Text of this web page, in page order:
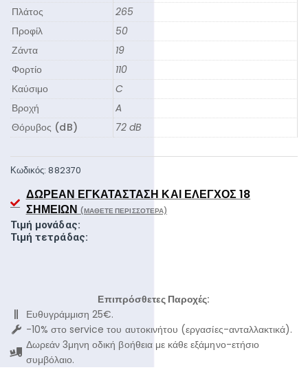
Πλάτος
265
Προφίλ
50
Ζάντα
19
Φορτίο
110
Καύσιμο
C
Βροχή
A
Θόρυβος (dB)
72 dB
Κωδικός:882370
ΔΩΡΕΆΝ ΕΓΚΑΤΆΣΤΑΣΗ ΚΑΙ ΈΛΕΓΧΟΣ 18
ΣΗΜΕΊΩΝ (ΜΆΘΕΤΕ ΠΕΡΙΣΣΌΤΕΡΑ)
Τιμή μονάδας:
Τιμή τετράδας:
Επιπρόσθετες Παροχές:
Ευθυγράμμιση 25€.
-10% στο service του αυτοκινήτου (εργασίες-ανταλλακτικά).
Δωρεάν 3μηνη οδική βοήθεια με κάθε εξάμηνο-ετήσιο
συμβόλαιο.